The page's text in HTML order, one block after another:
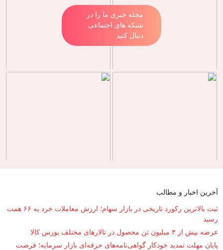
مجله خبری ما را در
شبکه های اجتماعی
دنبال کنید
آخرین اخبار و مطالب
ثبت بالاترین رکورد تاریخی در بازار سهام؛ ارزش معاملات خرد به ۶۶ همت
رسید
عرضه بیش از ۳ میلیون تن محصول در تالارهای مختلف بورس کالا
پایان مهلت تمدید خودکار گواهی‌نامه‌های حرفه‌ای بازار سرمایه؛ فرصت